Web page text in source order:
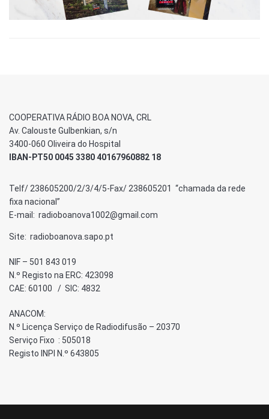
COOPERATIVA RÁDIO BOA NOVA, CRL
Av. Calouste Gulbenkian, s/n
3400-060 Oliveira do Hospital
IBAN-PT50 0045 3380 40167960882 18
Telf/ 238605200/2/3/4/5-Fax/ 238605201 “chamada da rede
fixa nacional”
E-mail: radioboanova1002@gmail.com
Site: radioboanova.sapo.pt
NIF – 501 843 019
N.º Registo na ERC: 423098
CAE: 60100 / SIC: 4832
ANACOM:
N.º Licença Serviço de Radiodifusão – 20370
Serviço Fixo : 505018
Registo INPI N.º 643805